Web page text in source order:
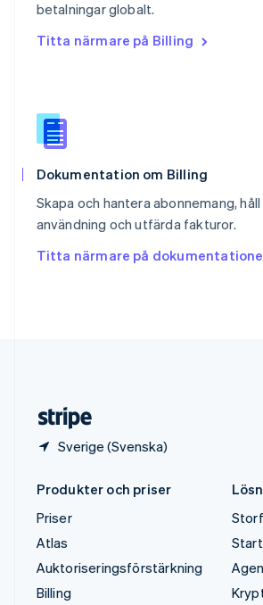
betalningar globalt.
Titta närmare på Billing
Dokumentation om Billing
Skapa och hantera abonnemang,
användning och utfärda fakturor.
Titta närmare på
Sverige (Svenska)
English 简体中文
Slovakien
English
Español
Storbritannien
English
Sverige
Thailand
ไทยEnglish
English
Produkter och priser
Priser
Atlas
Auktoriseringsförstärkning
Billing